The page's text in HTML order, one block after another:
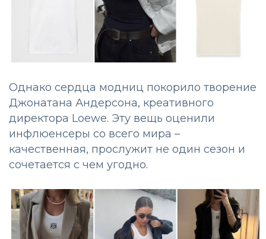
Однако сердца модниц покорило творение
Джонатана Андерсона, креативного
директора Loewe. Эту вещь оценили
инфлюенсеры со всего мира –
качественная, прослужит не один сезон и
сочетается с чем угодно.